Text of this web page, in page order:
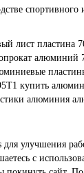
лист пластина
алюминий
купить
алюминия
улучшения
с